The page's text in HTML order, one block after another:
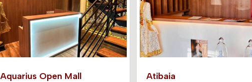
Aquarius Open Mall Atibaia